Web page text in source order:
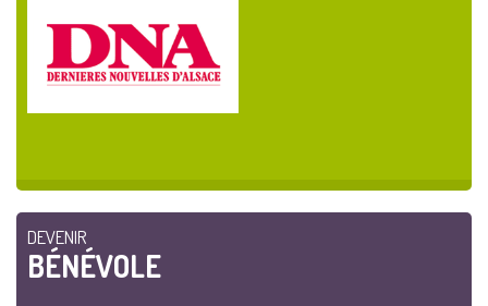
DEVENIR
BÉNÉVOLE